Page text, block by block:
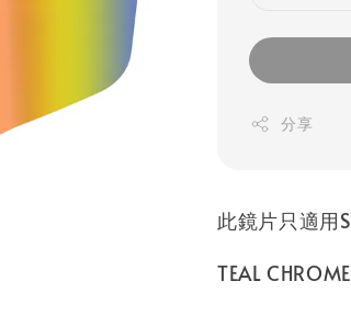
分享
此鏡片只適用
TEAL CHROME